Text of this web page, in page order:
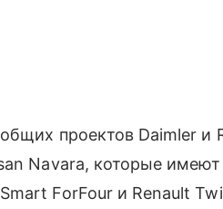
проектов Daimler и
Navara, которые
Smart ForFour и Renault